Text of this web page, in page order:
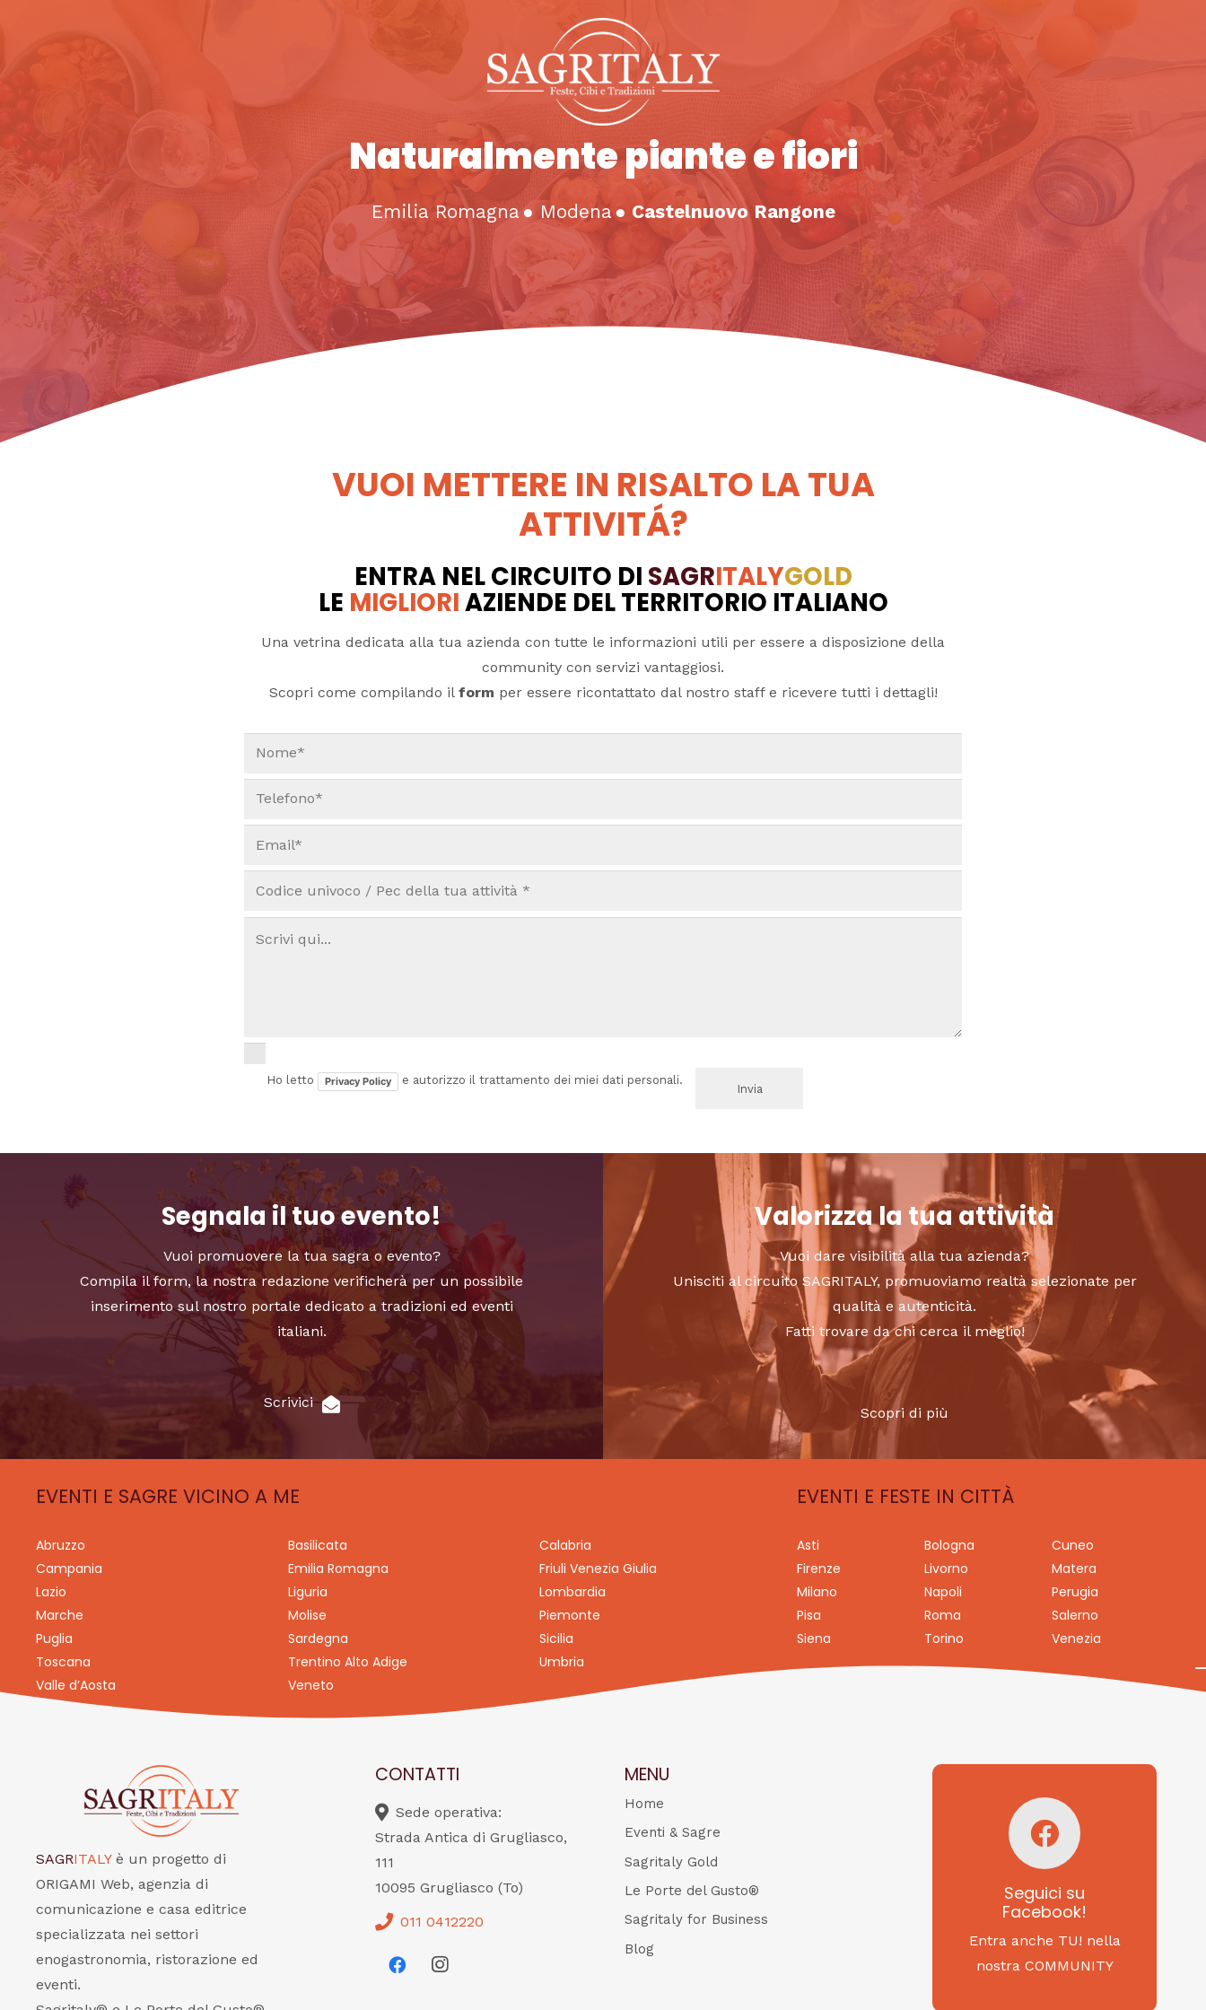
Naturalmente piante e fiori
Emilia Romagna● Modena● Castelnuovo Rangone
VUOI METTERE IN RISALTO LA TUA
ATTIVITÁ?
ENTRA NEL CIRCUITO DI SAGRITALYGOLD
LE MIGLIORIAZIENDE DEL TERRITORIO ITALIANO
Una vetrina dedicata alla tua azienda con tutte le informazioni utili per essere a disposizione della
community con servizi vantaggiosi.
Scopri come compilando il form per essere ricontattato dal nostro staff e ricevere tutti i dettagli!
Ho letto Privacy Policy e autorizzo il trattamento dei miei dati personali.
Segnala il tuo evento!
Vuoi promuovere la tua sagra o evento?
Compila il form, la nostra redazione verificherà per un possibile
inserimento sul nostro portale dedicato a tradizioni ed eventi
italiani.
Scrivici
Valorizza la tua attività
Vuoi dare visibilità alla tua azienda?
Unisciti al circuito SAGRITALY, promuoviamo realtà selezionate per
qualità e autenticità.
Fatti trovare da chi cerca il meglio!
Scopri di più
EVENTI E SAGRE VICINO A ME
Abruzzo Basilicata
Calabria
Campania
Emilia Romagna
Friuli Venezia Giulia
Lazio
Liguria
Lombardia
Marche
Molise
Piemonte
Puglia
Sardegna
Sicilia
Toscana
Trentino Alto Adige
Umbria
Valle d’Aosta
Veneto
EVENTI E FESTE IN CITTÀ
Asti Bologna
Cuneo
Firenze
Livorno
Matera
Milano
Napoli
Perugia
Pisa
Roma
Salerno
Siena
Torino Venezia
SAGRITALY è un progetto di
ORIGAMI Web, agenzia di
comunicazione e casa editrice
specializzata nei settori
enogastronomia, ristorazione ed
eventi.
CONTATTI
Sede operativa:
Strada Antica di Grugliasco,
111
10095 Grugliasco (To)
011 0412220
MENU
Home
Eventi & Sagre
Sagritaly Gold
Le Porte del Gusto®
Sagritaly for Business
Blog
Seguici su
Facebook!
Entra anche TU! nella
nostra COMMUNITY
Seguici su
Facebook!
SAGRITALY
Feste, cibi e tradizioni
da Nord a Sud...